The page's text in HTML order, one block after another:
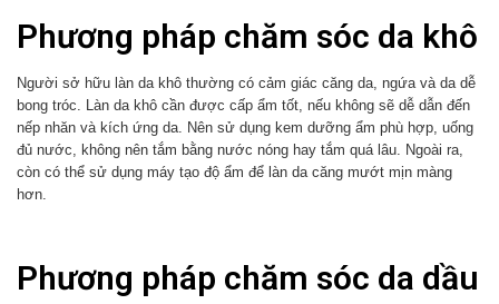
Phương pháp chăm sóc da khô
Người sở hữu làn da khô thường có cảm giác căng da, ngứa và da dễ
bong tróc. Làn da khô cần được cấp ẩm tốt, nếu không sẽ dễ dẫn đến
nếp nhăn và kích ứng da. Nên sử dụng kem dưỡng ẩm phù hợp, uống
đủ nước, không nên tắm bằng nước nóng hay tắm quá lâu. Ngoài ra,
còn có thể sử dụng máy tạo độ ẩm để làn da căng mướt mịn màng
hơn.
Phương pháp chăm sóc da dầu